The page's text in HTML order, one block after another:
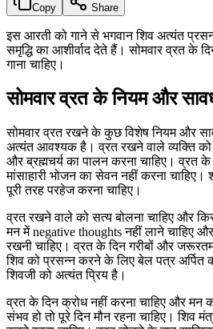
Copy Share
इस आरती को गाने से भगवान शिव अत्यंत
समृद्धि का आशीर्वाद देते हैं। सोमवार व्रत के
गाना चाहिए।
सोमवार व्रत के नियम और
सोमवार व्रत रखने के कुछ विशेष नियम और
अत्यंत आवश्यक है। व्रत रखने वाले व्यक्ति को
और ब्रह्मचर्य का पालन करना चाहिए। व्रत
मांसाहारी भोजन का सेवन नहीं करना
पूरी तरह परहेज करना चाहिए।
व्रत रखने वाले को सत्य बोलना चाहिए और
मन में negative thoughts नहीं लाने चाहिए
रखनी चाहिए। व्रत के दिन गरीबों और
शिव को प्रसन्न करने के लिए बेल पत्र अर्पित
शिवजी को अत्यंत प्रिय है।
व्रत के दिन क्रोध नहीं करना चाहिए और मन
संभव हो तो पूरे दिन मौन रहना चाहिए। शिव